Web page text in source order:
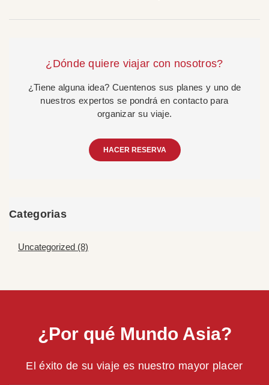
¿Dónde quiere viajar con nosotros?
¿Tiene alguna idea? Cuentenos sus planes y uno de
nuestros expertos se pondrá en contacto para
organizar su viaje.
HACER RESERVA
Categorias
Uncategorized (8)
¿Por qué Mundo Asia?
El éxito de su viaje es nuestro mayor placer